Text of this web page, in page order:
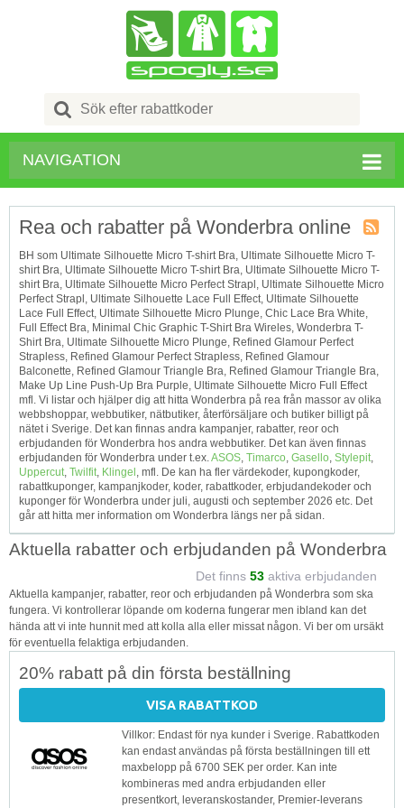
Search
for:
NAVIGATION
Tagg
RSS
Rea och rabatter på Wonderbra online
BH som Ultimate Silhouette Micro T-shirt Bra, Ultimate Silhouette Micro T-
shirt Bra, Ultimate Silhouette Micro T-shirt Bra, Ultimate Silhouette Micro T-
shirt Bra, Ultimate Silhouette Micro Perfect Strapl, Ultimate Silhouette Micro
Perfect Strapl, Ultimate Silhouette Lace Full Effect, Ultimate Silhouette
Lace Full Effect, Ultimate Silhouette Micro Plunge, Chic Lace Bra White,
Full Effect Bra, Minimal Chic Graphic T-Shirt Bra Wireles, Wonderbra T-
Shirt Bra, Ultimate Silhouette Micro Plunge, Refined Glamour Perfect
Strapless, Refined Glamour Perfect Strapless, Refined Glamour
Balconette, Refined Glamour Triangle Bra, Refined Glamour Triangle Bra,
Make Up Line Push-Up Bra Purple, Ultimate Silhouette Micro Full Effect
mfl. Vi listar och hjälper dig att hitta Wonderbra på rea från massor av olika
webbshoppar, webbutiker, nätbutiker, återförsäljare och butiker billigt på
nätet i Sverige. Det kan finnas andra kampanjer, rabatter, reor och
erbjudanden för Wonderbra hos andra webbutiker. Det kan även finnas
erbjudanden för Wonderbra under t.ex.ASOS, Timarco, Gasello, Stylepit,
Uppercut, Twilfit, Klingel , mfl. De kan ha fler värdekoder, kupongkoder,
rabattkuponger, kampanjkoder, koder, rabattkoder, erbjudandekoder och
kuponger för Wonderbra under juli, augusti och september 2026 etc. Det
går att hitta mer information om Wonderbra längs ner på sidan.
Aktuella rabatter och erbjudanden på Wonderbra
Det finns 53 aktiva erbjudanden
Aktuella kampanjer, rabatter, reor och erbjudanden på Wonderbra som ska
fungera. Vi kontrollerar löpande om koderna fungerar men ibland kan det
hända att vi inte hunnit med att kolla alla eller missat någon. Vi ber om ursäkt
för eventuella felaktiga erbjudanden.
20% rabatt på din första beställning
VISA RABATTKOD
Villkor: Endast för nya kunder i Sverige. Rabattkoden
kan endast användas på första beställningen till ett
maxbelopp på 6700 SEK per order. Kan inte
kombineras med andra erbjudanden eller
presentkort, leveranskostander, Premier-leverans